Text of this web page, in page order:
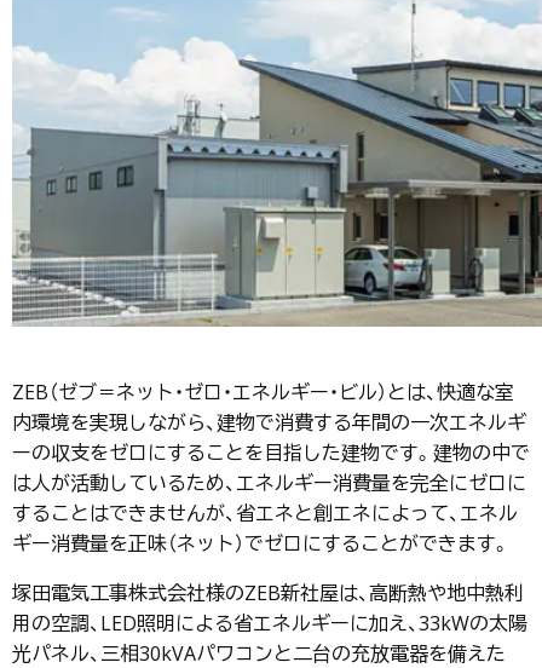
ZEB（ゼブ＝ネット・ゼロ・エネルギー・ビル）とは、快適な室
内環境を実現しながら、建物で消費する年間の一次エネルギ
ーの収支をゼロにすることを目指した建物です。建物の中で
は人が活動しているため、エネルギー消費量を完全にゼロに
することはできませんが、省エネと創エネによって、エネル
ギー消費量を正味（ネット）でゼロにすることができます。
塚田電気工事株式会社様のZEB新社屋は、高断熱や地中熱利
用の空調、LED照明による省エネルギーに加え、33kWの太陽
光パネル、三相30kVAパワコンと二台の充放電器を備えた